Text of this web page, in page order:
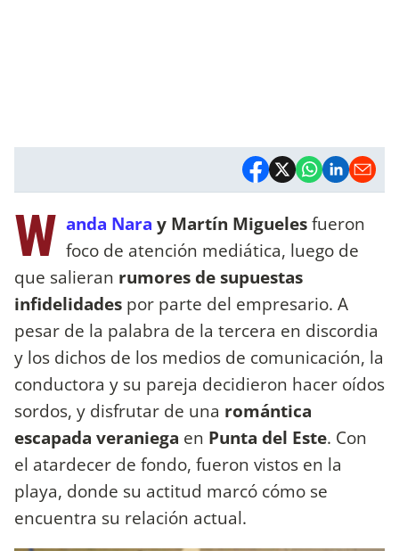
W anda Nara y Martín Miguelesfueron
foco de atención mediática, luego de
que salieran rumores de supuestas
infidelidades por parte del empresario. A
pesar de la palabra de la tercera en discordia
y los dichos de los medios de comunicación, la
conductora y su pareja decidieron hacer oídos
sordos, y disfrutar de una romántica
escapada veraniega en Punta del Este. Con
el atardecer de fondo, fueron vistos en la
playa, donde su actitud marcó cómo se
encuentra su relación actual.